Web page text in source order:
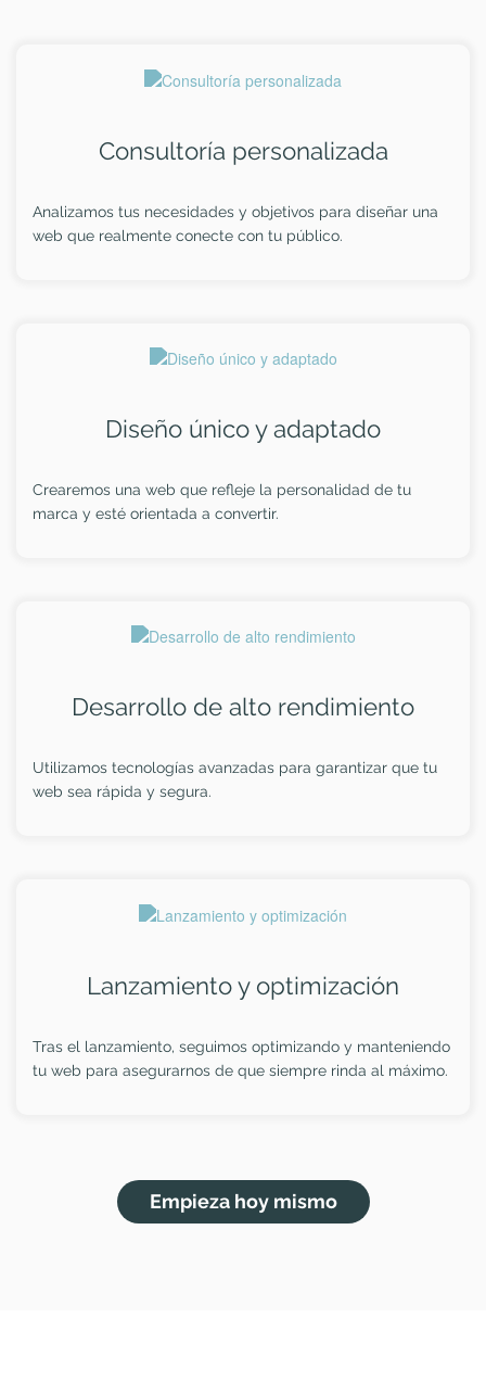
Consultoría personalizada
Analizamos tus necesidades y objetivos para diseñar una
web que realmente conecte con tu público.
Diseño único y adaptado
Crearemos una web que refleje la personalidad de tu
marca y esté orientada a convertir.
Desarrollo de alto rendimiento
Utilizamos tecnologías avanzadas para garantizar que tu
web sea rápida y segura.
Lanzamiento y optimización
Tras el lanzamiento, seguimos optimizando y manteniendo
tu web para asegurarnos de que siempre rinda al máximo.
Empieza hoy mismo